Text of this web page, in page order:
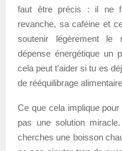
faut être précis : il ne
revanche, sa caféine et
soutenir légèrement le
dépense énergétique un
cela peut t’aider si tu es
de rééquilibrage
Ce que cela implique
pas une solution
cherches une boisson